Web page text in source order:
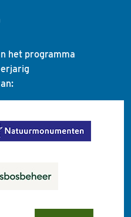
het programma